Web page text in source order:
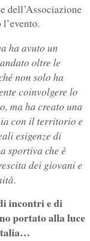
dell’Associazione
ha avuto un
oltre le
non solo ha
coinvolgere lo
ma ha creato una
con il territorio e
esigenze di
sportiva che è
dei giovani e
.
incontri e di
portato alla luce